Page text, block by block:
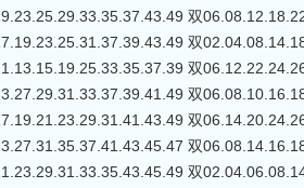
双
双
双
双
双
双
双